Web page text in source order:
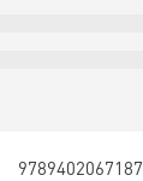
9789402067187